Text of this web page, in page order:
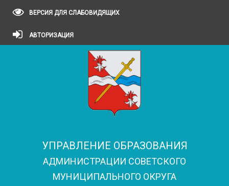
ВЕРСИЯ ДЛЯ СЛАБОВИДЯЩИХ
АВТОРИЗАЦИЯ
УПРАВЛЕНИЕ ОБРАЗОВАНИЯ
АДМИНИСТРАЦИИ СОВЕТСКОГО
МУНИЦИПАЛЬНОГО ОКРУГА